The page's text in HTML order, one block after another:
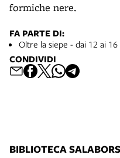
formiche nere.
FA PARTE DI:
Oltre la siepe - dai 12 ai 16
CONDIVIDI
BIBLIOTECA